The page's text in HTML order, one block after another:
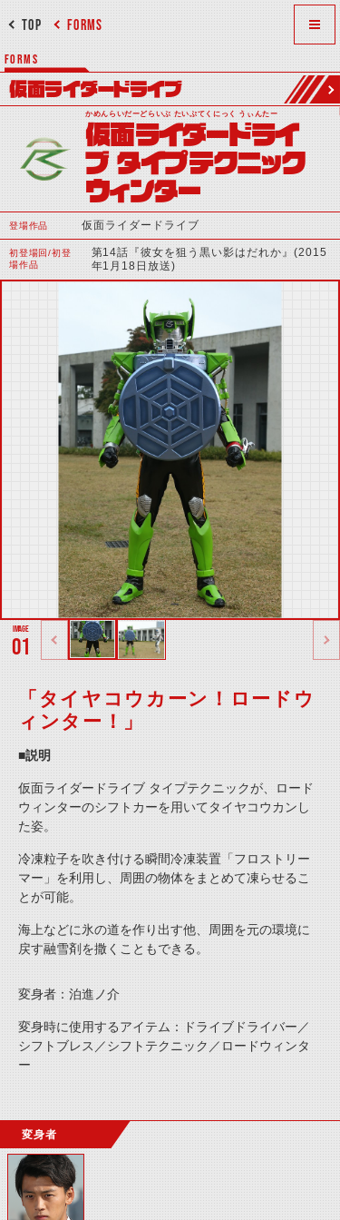
FORMS
TOP
FORMS
仮面ライダードライブ
かめんらいだーどらいぶ たいぷてくにっく うぃんたー
仮面ライダードライ
ブ タイプテクニック
ウィンター
登場作品 仮面ライダードライブ
初登場回/初登
場作品
第14話『彼女を狙う黒い影はだれか』(2015
年1月18日放送)
01
「タイヤコウカーン！ロードウ
ィンター！」
■説明
仮面ライダードライブ タイプテクニックが、ロード
ウィンターのシフトカーを用いて タイヤコウカンし
た姿。
冷凍粒子を吹き付ける瞬間冷凍装置「フロストリー
マー」を利用し、周囲の物体をまとめて凍らせるこ
とが可能。
海上などに氷の道を作り出す他、周囲を元の環境に
戻す融雪剤を撒くこともできる。
変身者：泊進ノ介
変身時に使用するアイテム：ドライブドライバー／
シフトブレス／シフトテクニック／ロードウィンタ
ー
変身者